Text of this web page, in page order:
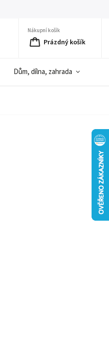
Nákupní košík
Prázdný košík
Dům, dílna, zahrada